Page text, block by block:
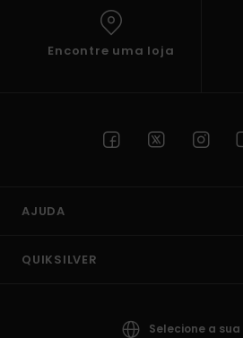
Encontre uma loja
AJUDA
QUIKSILVER
Selecione a